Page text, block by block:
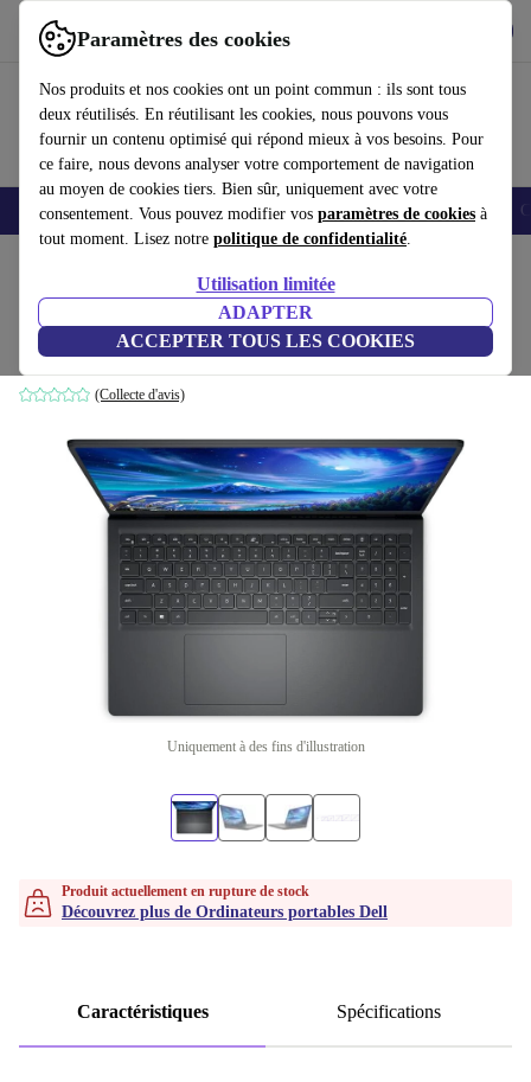
Paramètres des cookies
Nos produits et nos cookies ont un point commun : ils sont tous
deux réutilisés. En réutilisant les cookies, nous pouvons vous
fournir un contenu optimisé qui répond mieux à vos besoins. Pour
ce faire, nous devons analyser votre comportement de navigation
au moyen de cookies tiers. Bien sûr, uniquement avec votre
consentement. Vous pouvez modifier vos paramètres de cookies à
tout moment. Lisez notre politique de confidentialité.
Utilisation limitée
ADAPTER
ACCEPTER TOUS LES COOKIES
Utilisez refurbed rapidement et facilement
Smartphones Laptops Tablettes Montres connectées Accessoires
Dell Vostro 15 3510 | i5-1035G1 | 15.6"
8 GB | 256 GB SSD | Win 11 Home | UK
(Collecte d'avis)
Uniquement à des fins d'illustration
Produit actuellement en rupture de stock
Découvrez plus de Ordinateurs portables Dell
Caractéristiques Spécifications